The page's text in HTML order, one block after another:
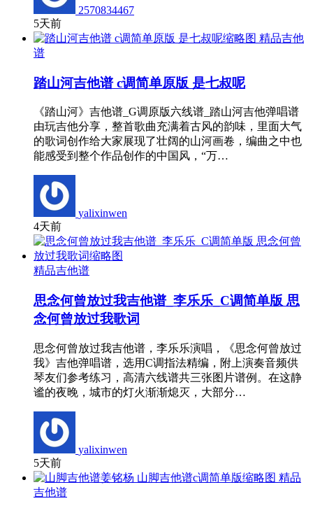
2570834467
5天前
精品吉他
谱
踏山河吉他谱 c调简单原版 是七叔呢
《踏山河》吉他谱_G调原版六线谱_踏山河吉他弹唱谱
由玩吉他分享，整首歌曲充满着古风的韵味，里面大气
的歌词创作给大家展现了壮阔的山河画卷，编曲之中也
能感受到整个作品创作的中国风，“万…
yalixinwen
4天前
精品吉他谱
思念何曾放过我吉他谱_李乐乐_C调简单版 思
念何曾放过我歌词
思念何曾放过我吉他谱，李乐乐演唱，《思念何曾放过
我》吉他弹唱谱，选用C调指法精编，附上演奏音频供
琴友们参考练习，高清六线谱共三张图片谱例。在这静
谧的夜晚，城市的灯火渐渐熄灭，大部分…
yalixinwen
5天前
精品
吉他谱